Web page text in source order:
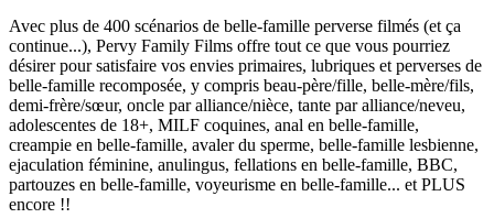
Avec plus de 400 scénarios de belle-famille perverse filmés (et ça
continue...), Pervy Family Films offre tout ce que vous pourriez
désirer pour satisfaire vos envies primaires, lubriques et perverses de
belle-famille recomposée, y compris beau-père/fille, belle-mère/fils,
demi-frère/sœur, oncle par alliance/nièce, tante par alliance/neveu,
adolescentes de 18+, MILF coquines, anal en belle-famille,
creampie en belle-famille, avaler du sperme, belle-famille lesbienne,
ejaculation féminine, anulingus, fellations en belle-famille, BBC,
partouzes en belle-famille, voyeurisme en belle-famille... et PLUS
encore !!